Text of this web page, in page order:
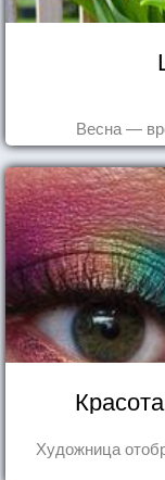
Весна —
Художница